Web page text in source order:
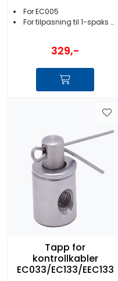
For EC005
For tilpasning til 1-spaks kontrollboks
329,-
Tapp for
kontrollkabler
EC033/EC133/EEC133